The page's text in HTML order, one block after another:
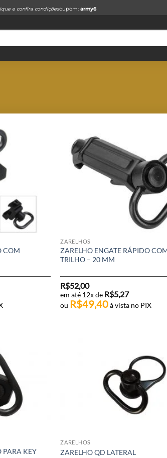
e confira condiçõescupom:army6
COM
ZARELHOS
ZARELHO ENGATE RÁPIDO
TRILHO – 20 MM
R$52,00
em até 12x de R$5,27
ou R$49,40 à vista no PIX
PARA KEY
ZARELHOS
ZARELHO QD LATERAL